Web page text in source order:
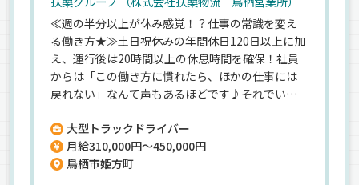
≪週の半分以上が休み感覚！？仕事の常識を変え
る働き方★≫土日祝休みの年間休日120日以上に加
え、運行後は20時間以上の休息時間を確保！社員
からは「この働き方に慣れたら、ほかの仕事には
戻れない」なんて声もあるほどです♪それでいて
応募時は普通免許だけでOK！大型免許やフォーク
リフト免許など、仕事に必要な資格は全額会社負担
で取得できます◎もちろん未経験者への教育体制
も万全！最初は座学や構内練習からスタートし、
大型トラックドライバー
月給310,000円～450,000円
鳥栖市姫方町